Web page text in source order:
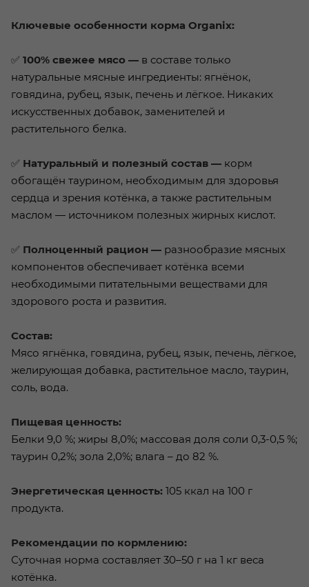
Ключевые особенности корма Organix:
✅ 100% свежее мясо — в составе только
натуральные мясные ингредиенты: ягнёнок,
говядина, рубец, язык, печень и лёгкое. Никаких
искусственных добавок, заменителей и
растительного белка.
✅ Натуральный и полезный состав — корм
обогащён таурином, необходимым для здоровья
сердца и зрения котёнка, а также растительным
маслом — источником полезных жирных кислот.
✅ Полноценный рацион — разнообразие мясных
компонентов обеспечивает котёнка всеми
необходимыми питательными веществами для
здорового роста и развития.
Состав:
Мясо ягнёнка, говядина, рубец, язык, печень, лёгкое,
желирующая добавка, растительное масло, таурин,
соль, вода.
Пищевая ценность:
Белки 9,0 %; жиры 8,0%; массовая доля соли 0,3-0,5 %;
таурин 0,2%; зола 2,0%; влага – до 82 %.
Энергетическая ценность: 105 ккал на 100 г
продукта.
Рекомендации по кормлению:
Суточная норма составляет 30–50 г на 1 кг веса
котёнка.